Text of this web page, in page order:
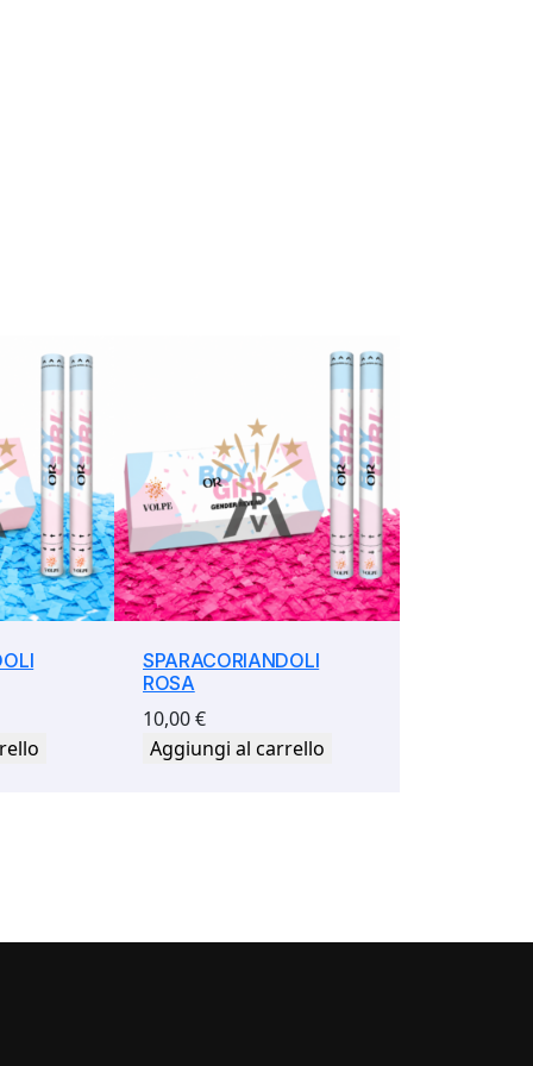
SPARACORIANDOLI
ROSA
10,00€
Aggiungi al carrello